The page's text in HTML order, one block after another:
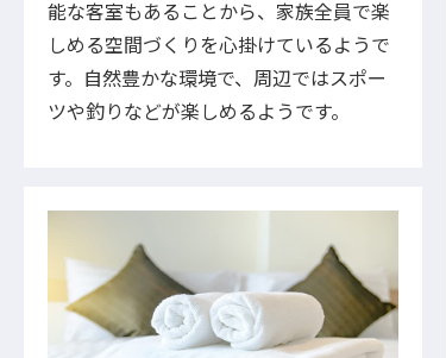
能な客室もあることから、家族全員で楽
しめる空間づくりを心掛けているようで
す。自然豊かな環境で、周辺ではスポー
ツや釣りなどが楽しめるようです。